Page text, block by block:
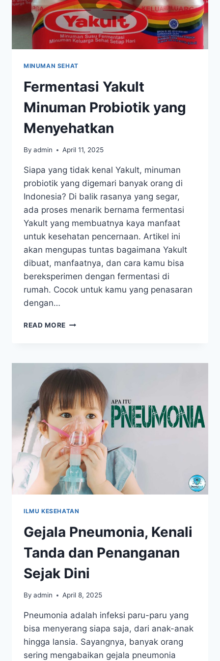
MINUMAN SEHAT
Fermentasi Yakult
Minuman Probiotik yang
Menyehatkan
By admin April 11, 2025
Siapa yang tidak kenal Yakult, minuman
probiotik yang digemari banyak orang di
Indonesia? Di balik rasanya yang segar,
ada proses menarik bernama fermentasi
Yakult yang membuatnya kaya manfaat
untuk kesehatan pencernaan. Artikel ini
akan mengupas tuntas bagaimana Yakult
dibuat, manfaatnya, dan cara kamu bisa
bereksperimen dengan fermentasi di
rumah. Cocok untuk kamu yang penasaran
dengan…
READ MORE FERMENTASI
YANG
MENYEHATKAN
ILMU KESEHATAN
Gejala Pneumonia, Kenali
Tanda dan Penanganan
Sejak Dini
By admin April 8, 2025
Pneumonia adalah infeksi paru-paru yang
bisa menyerang siapa saja, dari anak-anak
hingga lansia. Sayangnya, banyak orang
sering mengabaikan gejala pneumonia